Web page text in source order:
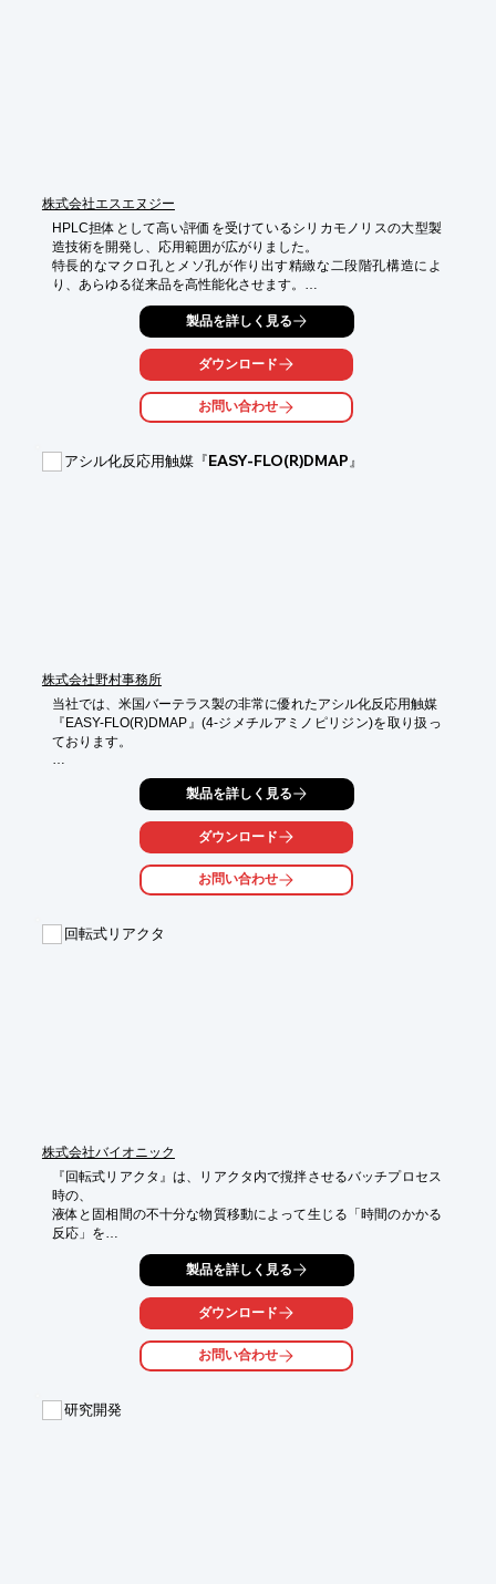
株式会社エスエヌジー
HPLC担体として高い評価を受けているシリカモノリスの大型製
造技術を開発し、応用範囲が広がりました。
特長的なマクロ孔とメソ孔が作り出す精緻な二段階孔構造によ
り、あらゆる従来品を高性能化させます。
【こんな課題はありませんか？】
◎吸着性能や除去性能を上げたい･･･
◎カラム背圧を下げたい･･･
◎切れ味を鋭くして取りこぼしを減らしたい･･･
○マクロ孔・メソ孔の精緻な二段階孔構造
製品を詳しく見る
ダウンロード
お問い合わせ
アシル化反応用触媒『EASY-FLO(R)DMAP』
株式会社野村事務所
当社では、米国バーテラス製の非常に優れたアシル化反応用触媒
『EASY-FLO(R)DMAP』(4-ジメチルアミノピリジン)を取り扱っ
ております。
バーテラス製DMAPは、工業ベースで使用された実績を持ち、
品質面、安定供給面においても高い信頼を得ております。
またバーテラスの独自の製法で作られた粉塵防止型顆粒状で、
現場作業者の安全取扱い及び作業環境改善にも効果的です。
■CAS番号：1122-58-3
■顆粒状で取り扱いも容易
製品を詳しく見る
ダウンロード
お問い合わせ
回転式リアクタ
株式会社バイオニック
『回転式リアクタ』は、リアクタ内で撹拌させるバッチプロセス
時の、
液体と固相間の不十分な物質移動によって生じる「時間のかかる
反応」を
劇的に早めることができます。
固定化酵素、カプセル化細胞、イオン交換、メタルスカベンジャ
水吸着といったといった様々なタイプの固相を用いた不均一化学
反応に使用可能。
従来のバッチ法等と比較し、より早く、より生産性の高い化学反
加えて使用する固相試薬も少ない量で済みます。
製品を詳しく見る
ダウンロード
お問い合わせ
研究開発